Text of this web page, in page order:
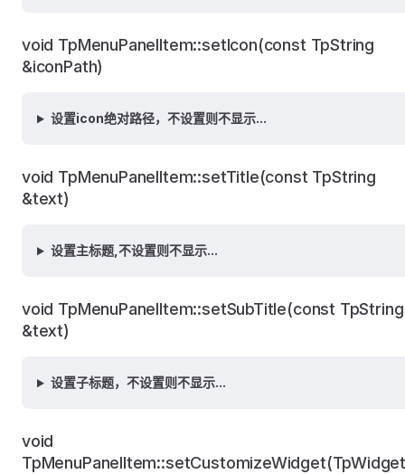
void TpMenuPanelItem::setIcon(const TpString
&iconPath)
设置icon绝对路径，不设置则不显示...
void TpMenuPanelItem::setTitle(const TpString
&text)
设置主标题,不设置则不显示...
void TpMenuPanelItem::setSubTitle(const TpString
&text)
设置子标题，不设置则不显示...
void